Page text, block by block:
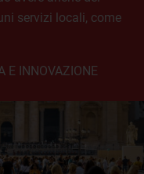
servizi locali, come
E INNOVAZIONE